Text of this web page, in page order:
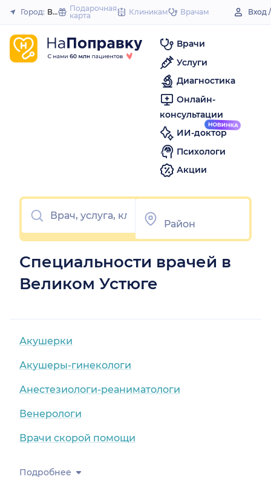
to
Закрыть
Город: Великий Устюг
Подарочная
карта
Клиникам Врачам Вход
Врачи
Услуги
Диагностика
Онлайн-
консультации
ИИ-доктор
Психологи
Акции
Специальности врачей в
Великом Устюге
Акушерки
Акушеры-гинекологи
Анестезиологи-реаниматологи
Венерологи
Врачи скорой помощи
Подробнее